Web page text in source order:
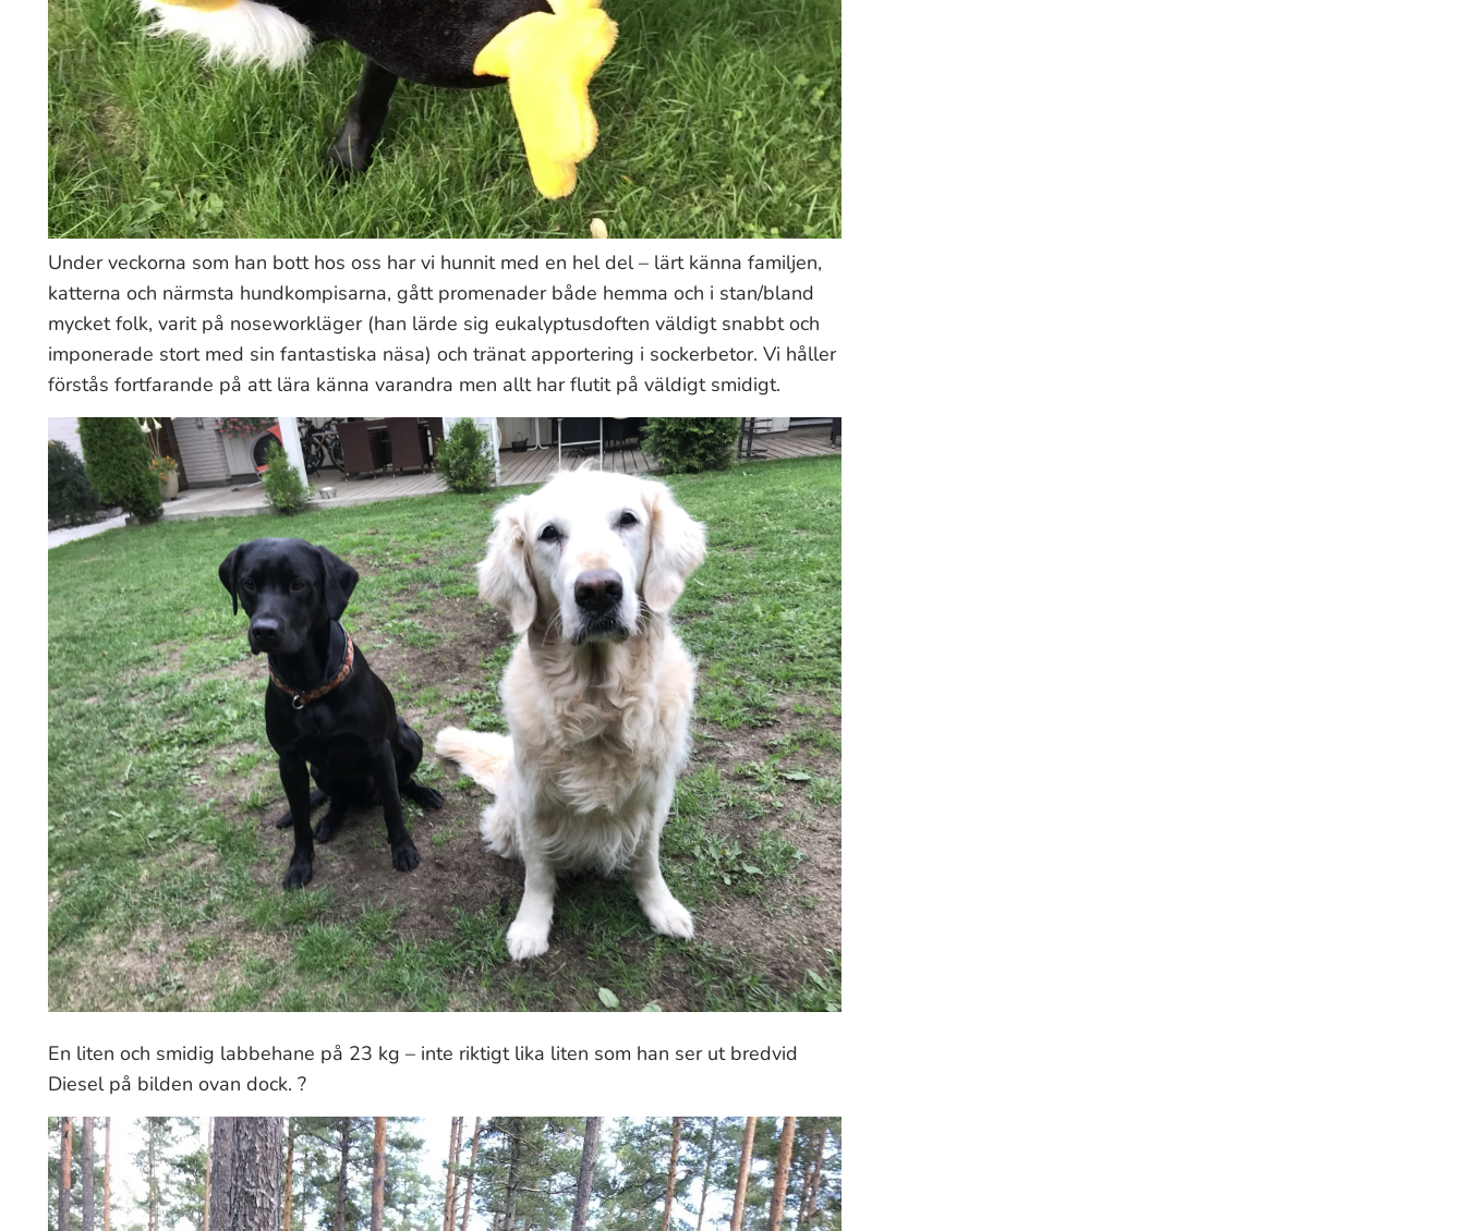
Under veckorna som han bott hos oss har vi hunnit med en hel del – lärt känna familjen,
katterna och närmsta hundkompisarna, gått promenader både hemma och i stan/bland
mycket folk, varit på noseworkläger (han lärde sig eukalyptusdoften väldigt snabbt och
imponerade stort med sin fantastiska näsa) och tränat apportering i sockerbetor. Vi håller
förstås fortfarande på att lära känna varandra men allt har flutit på väldigt smidigt.
En liten och smidig labbehane på 23 kg – inte riktigt lika liten som han ser ut bredvid
Diesel på bilden ovan dock. ?